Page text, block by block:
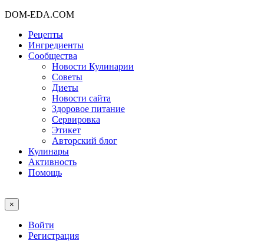
DOM-EDA.COM
Рецепты
Ингредиенты
Сообщества
Новости Кулинарии
Советы
Диеты
Новости сайта
Здоровое питание
Сервировка
Этикет
Авторский блог
Кулинары
Активность
Помощь
×
Войти
Регистрация